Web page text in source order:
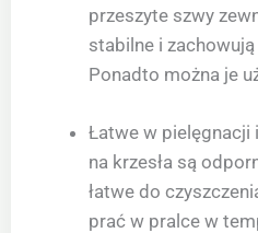
przeszyte szwy
stabilne i
Ponadto można je
Łatwe w pielęgnacji
na krzesła są
łatwe do
prać w pralce w